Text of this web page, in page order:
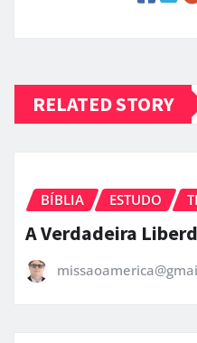
RELATED STORY
BÍBLIA ESTUDO
A Verdadeira